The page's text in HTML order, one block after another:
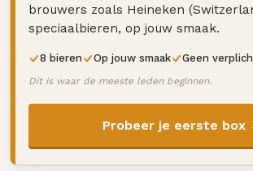
brouwers zoals Heineken
speciaalbieren, op jouw smaak.
8 bieren Op jouw smaak Geen
Dit is waar de meeste leden beginnen.
Probeer je eerste box